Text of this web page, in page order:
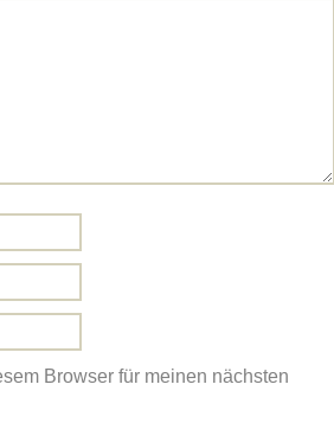
Browser für meinen nächsten